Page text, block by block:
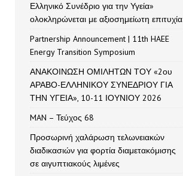
Ελληνικό Συνέδριο για την Υγεία»
ολοκληρώνεται με αξιοσημείωτη επιτυχία
Partnership Announcement | 11th HAEE
Energy Transition Symposium
ΑΝΑΚΟΙΝΩΣΗ ΟΜΙΛΗΤΩΝ ΤΟΥ «2ου
ΑΡΑΒΟ-ΕΛΛΗΝΙΚΟΥ ΣΥΝΕΔΡΙΟΥ ΓΙΑ
ΤΗΝ ΥΓΕΙΑ», 10-11 ΙΟΥΝΙΟΥ 2026
MAN – Τεύχος 68
Προσωρινή χαλάρωση τελωνειακών
διαδικασιών για φορτία διαμετακόμισης
σε αιγυπτιακούς λιμένες